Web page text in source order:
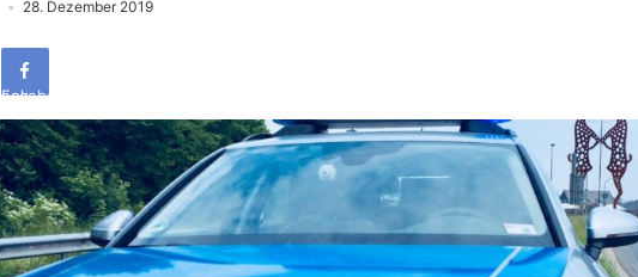
28. Dezember 2019
Facebook